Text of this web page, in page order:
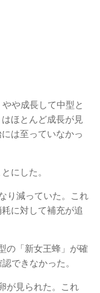
や成長して中型と
ほとんど成長が見
は至っていなかっ
にした。
り減っていた。これ
に対して補充が追
の「新女王蜂」が確
できなかった。
が見られた。これ